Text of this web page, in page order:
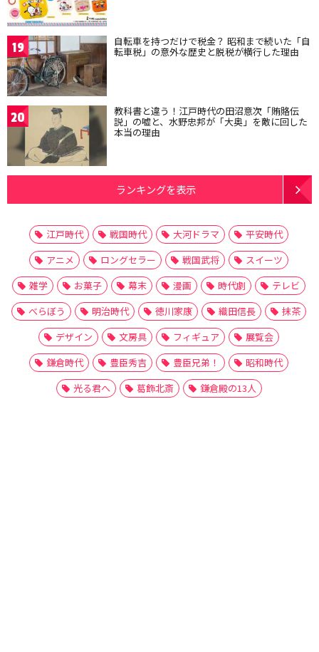
19 自転車を持つだけで税金？ 昭和まで続いた「自
転車税」の意外な歴史と脱税が横行した理由
20 教科書と違う！江戸時代の田沼意次「賄賂伝
説」の嘘と、水野忠邦が「大奥」を敵に回した
本当の理由
ランキングを表示
江戸時代 戦国時代 大河ドラマ
平安時代
アニメ
ロングセラー 戦国武将
スイーツ
雑学
お菓子 幕末 漫画 時代劇
テレビ
べらぼう
明治時代 徳川家康 織田信長
抹茶
デザイン
文房具 フィギュア
展覧会
鎌倉時代
豊臣秀吉 豊臣兄弟！
昭和時代
光る君へ
葛飾北斎 鎌倉殿の13人